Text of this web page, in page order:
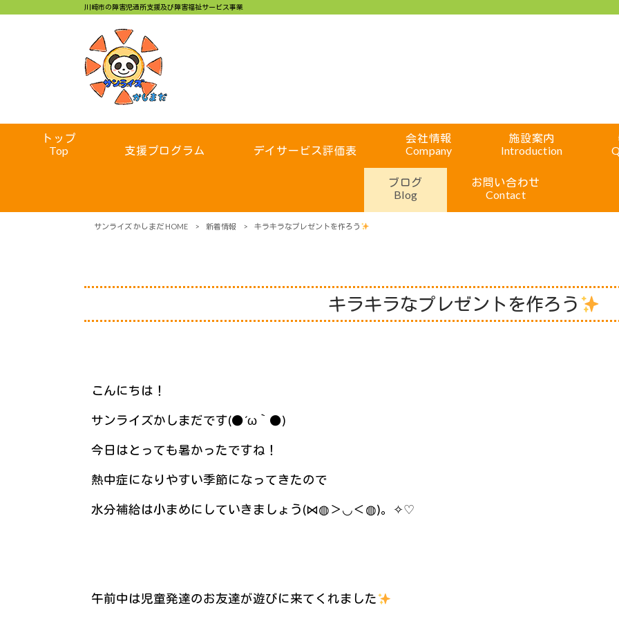
川崎市の障害児通所支援及び障害福祉サービス事業
トップ
Top
支援プログラム デイサービス評価表
会社情報
Company
施設案内
Introduction
ブログ
Blog
お問い合わせ
Contact
サンライズ かしまだ HOME > 新着情報 > キラキラなプレゼントを作ろう
キラキラなプレゼントを作ろう
こんにちは！
サンライズかしまだです(●´ω｀●)
今日はとっても暑かったですね！
熱中症になりやすい季節になってきたので
水分補給は小まめにしていきましょう(⋈◍＞◡＜◍)。✧♡
午前中は児童発達のお友達が遊びに来てくれました